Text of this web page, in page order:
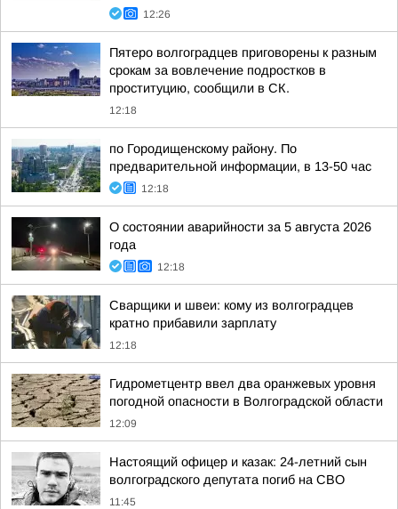
12:26
Пятеро волгоградцев приговорены к разным
срокам за вовлечение подростков в
проституцию, сообщили в СК.
12:18
по Городищенскому району. По
предварительной информации, в 13-50 час
12:18
О состоянии аварийности за 5 августа 2026
года
12:18
Сварщики и швеи: кому из волгоградцев
кратно прибавили зарплату
12:18
Гидрометцентр ввел два оранжевых уровня
погодной опасности в Волгоградской области
12:09
Настоящий офицер и казак: 24-летний сын
волгоградского депутата погиб на СВО
11:45